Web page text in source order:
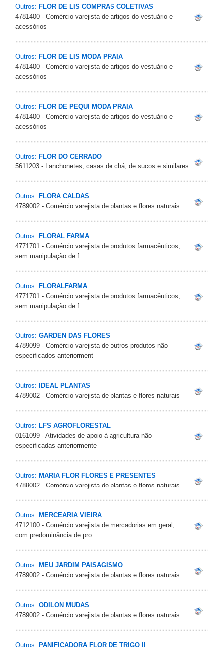
Outros: FLOR DE LIS COMPRAS COLETIVAS
4781400 - Comércio varejista de artigos do vestuário e
acessórios
Outros: FLOR DE LIS MODA PRAIA
4781400 - Comércio varejista de artigos do vestuário e
acessórios
Outros: FLOR DE PEQUI MODA PRAIA
4781400 - Comércio varejista de artigos do vestuário e
acessórios
Outros: FLOR DO CERRADO
5611203 - Lanchonetes, casas de chá, de sucos e similares
Outros: FLORA CALDAS
4789002 - Comércio varejista de plantas e flores naturais
Outros: FLORAL FARMA
4771701 - Comércio varejista de produtos farmacêuticos,
sem manipulação de f
Outros: FLORALFARMA
4771701 - Comércio varejista de produtos farmacêuticos,
sem manipulação de f
Outros: GARDEN DAS FLORES
4789099 - Comércio varejista de outros produtos não
especificados anteriorment
Outros:
IDEAL PLANTAS
4789002 - Comércio varejista de plantas e flores naturais
Outros: LFS AGROFLORESTAL
0161099 - Atividades de apoio à agricultura não
especificadas anteriormente
Outros: MARIA FLOR FLORES E PRESENTES
4789002 - Comércio varejista de plantas e flores naturais
Outros: MERCEARIA VIEIRA
4712100 - Comércio varejista de mercadorias em geral,
com predominância de pro
Outros: MEU JARDIM PAISAGISMO
4789002 - Comércio varejista de plantas e flores naturais
Outros: ODILON MUDAS
4789002 - Comércio varejista de plantas e flores naturais
Outros: PANIFICADORA FLOR DE TRIGO II